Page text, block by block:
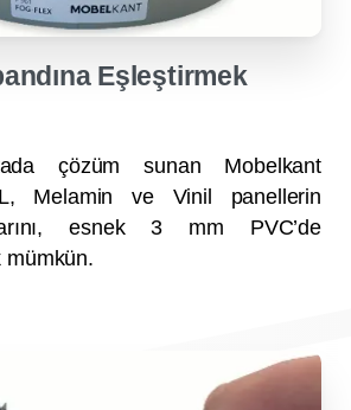
Eşleştirmek
çözüm sunan Mobelkant
Melamin ve Vinil panellerin
esnek 3 mm PVC’de
mümkün.